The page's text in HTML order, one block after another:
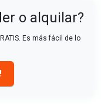
o alquilar?
Es más fácil de lo